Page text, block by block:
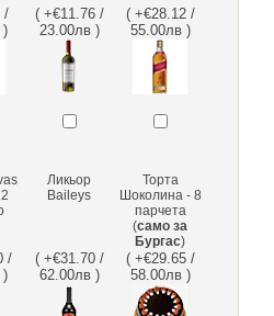
/
)
( +€11.76 /
23.00лв )
( +€28.12 /
55.00лв )
/
)
Ликьор
Baileys
( +€31.70 /
62.00лв )
Торта
Шоколина - 8
парчета
(само за
Бургас)
( +€29.65 /
58.00лв )